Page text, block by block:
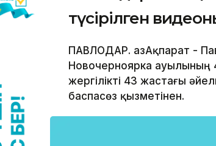
түсірілген
ПАВЛОДАР. ҚазАқпарат -
Новочерноярка ауылының
жергілікті 43 жастағы
баспасөз қызметінен.